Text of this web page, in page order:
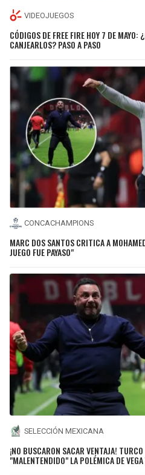
VIDEOJUEGOS
CÓDIGOS DE FREE FIRE HOY 7 DE MAYO:
CANJEARLOS? PASO A PASO
CONCACHAMPIONS
MARC DOS SANTOS CRITICA A
JUEGO FUE PAYASO"
SELECCIÓN MEXICANA
¡NO BUSCARON SACAR VENTAJA!
"MALENTENDIDO" LA POLÉMICA DE VEGA